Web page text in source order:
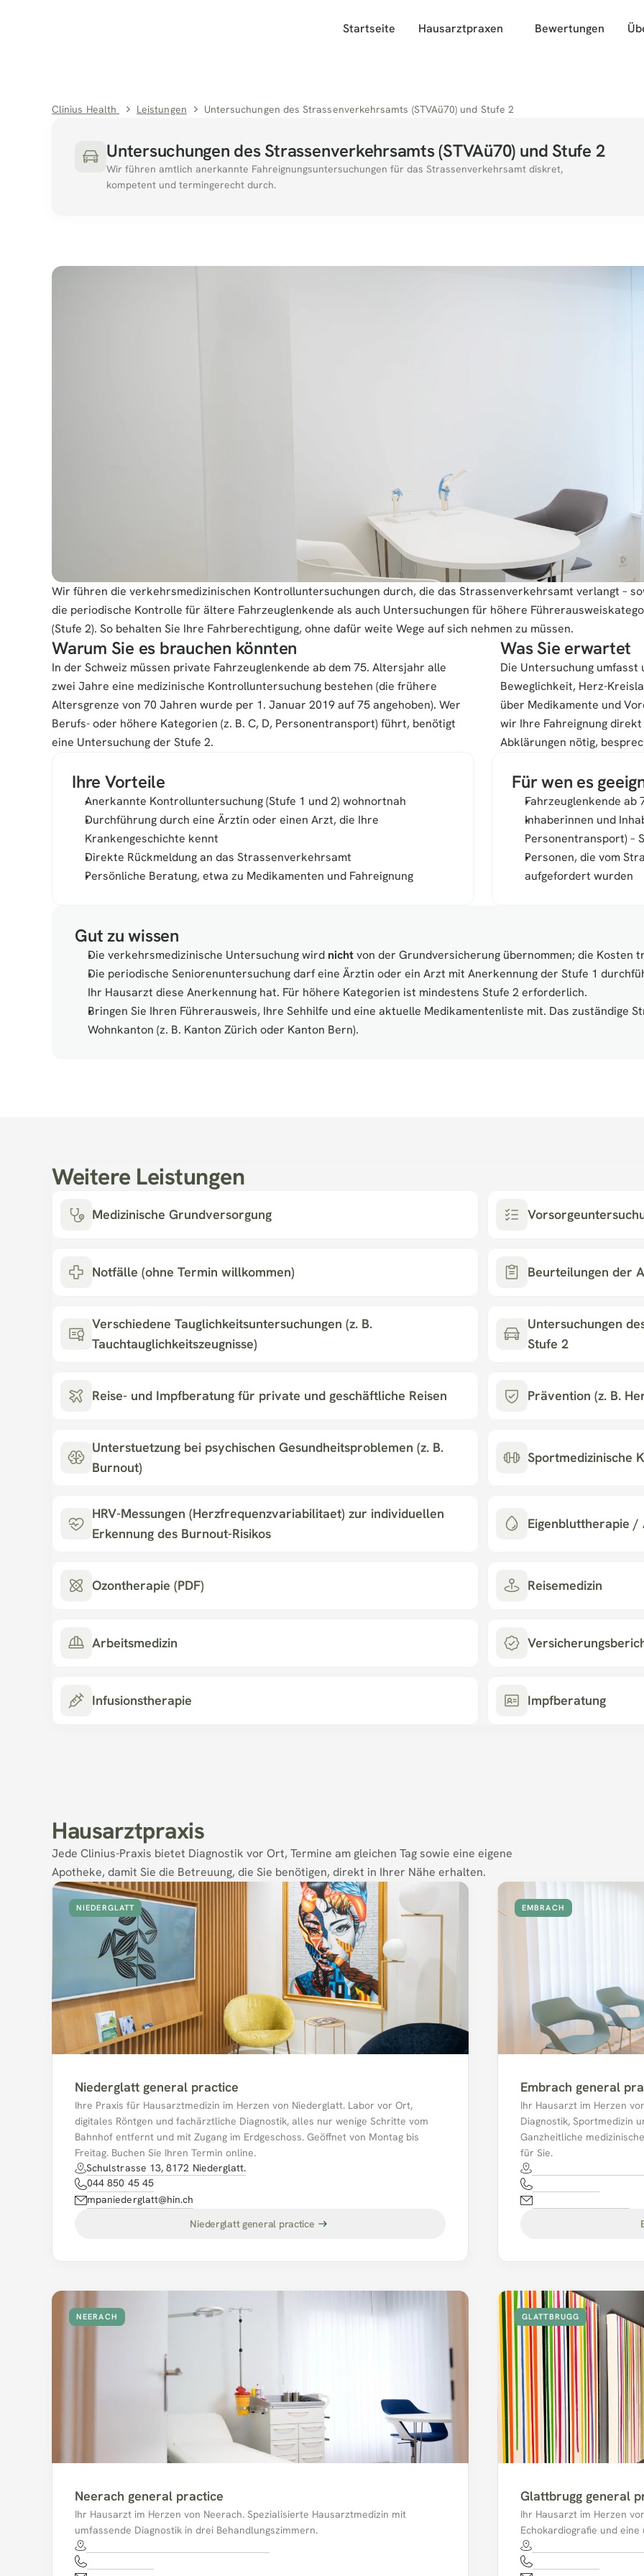
Startseite Hausarztpraxen Bewertungen
Clinius Health Leistungen Untersuchungen des Strassenverkehrsamts (STVAü70) und Stufe 2
Untersuchungen des Strassenverkehrsamts (STVAü70) und Stufe 2
Wir führen amtlich anerkannte Fahreignungsuntersuchungen für das Strassenverkehrsamt diskret,
kompetent und termingerecht durch.
Wir führen die verkehrsmedizinischen Kontrolluntersuchungen durch, die das Strassenverkehrsamt verlangt –
die periodische Kontrolle für ältere Fahrzeuglenkende als auch Untersuchungen für höhere
(Stufe 2). So behalten Sie Ihre Fahrberechtigung, ohne dafür weite Wege auf sich nehmen zu müssen.
Warum Sie es brauchen könnten
In der Schweiz müssen private Fahrzeuglenkende ab dem 75. Altersjahr alle
zwei Jahre eine medizinische Kontrolluntersuchung bestehen (die frühere
Altersgrenze von 70 Jahren wurde per 1. Januar 2019 auf 75 angehoben). Wer
Berufs- oder höhere Kategorien (z. B. C, D, Personentransport) führt, benötigt
eine Untersuchung der Stufe 2.
Was Sie erwartet
Die Untersuchung umfasst
Beweglichkeit, Herz-
über Medikamente und
wir Ihre Fahreignung
Abklärungen nötig,
Ihre Vorteile
Anerkannte Kontrolluntersuchung (Stufe 1 und 2) wohnortnah
Durchführung durch eine Ärztin oder einen Arzt, die Ihre
Krankengeschichte kennt
Direkte Rückmeldung an das Strassenverkehrsamt
Persönliche Beratung, etwa zu Medikamenten und Fahreignung
Für wen es
Fahrzeuglenkende
Inhaberinnen und
Personentransport) –
Personen, die vom
aufgefordert wurden
Gut zu wissen
Die verkehrsmedizinische Untersuchung wird nicht von der Grundversicherung übernommen; die Kosten
Die periodische Seniorenuntersuchung darf eine Ärztin oder ein Arzt mit Anerkennung der Stufe 1
Ihr Hausarzt diese Anerkennung hat. Für höhere Kategorien ist mindestens Stufe 2 erforderlich.
Bringen Sie Ihren Führerausweis, Ihre Sehhilfe und eine aktuelle Medikamentenliste mit. Das zuständige
Wohnkanton (z. B. Kanton Zürich oder Kanton Bern).
Weitere Leistungen
Medizinische Grundversorgung
Notfälle (ohne Termin willkommen) Beurteilungen der
Verschiedene Tauglichkeitsuntersuchungen (z. B.
Tauchtauglichkeitszeugnisse)
Untersuchungen
Stufe 2
Reise- und Impfberatung für private und geschäftliche Reisen Prävention (z. B.
Unterstuetzung bei psychischen Gesundheitsproblemen (z. B.
Burnout)
Sportmedizinische
HRV-Messungen (Herzfrequenzvariabilitaet) zur individuellen
Erkennung des Burnout-Risikos
Eigenbluttherapie /
Ozontherapie (PDF) Reisemedizin
Arbeitsmedizin
Infusionstherapie Impfberatung
Hausarztpraxis
Jede Clinius-Praxis bietet Diagnostik vor Ort, Termine am gleichen Tag sowie eine eigene
Apotheke, damit Sie die Betreuung, die Sie benötigen, direkt in Ihrer Nähe erhalten.
NIEDERGLATT
Niederglatt general practice
Ihre Praxis für Hausarztmedizin im Herzen von Niederglatt. Labor vor Ort,
digitales Röntgen und fachärztliche Diagnostik, alles nur wenige Schritte vom
Bahnhof entfernt und mit Zugang im Erdgeschoss. Geöffnet von Montag bis
Freitag. Buchen Sie Ihren Termin online.
Schulstrasse 13, 8172 Niederglatt.
044 850 45 45
mpaniederglatt@hin.ch
Niederglatt general practice
EMBRACH
Embrach general
Ihr Hausarzt im Herzen
Diagnostik, Sportmedizin
Ganzheitliche
für Sie.
NEERACH
Neerach general practice
Ihr Hausarzt im Herzen von Neerach. Spezialisierte Hausarztmedizin mit
umfassende Diagnostik in drei Behandlungszimmern.
GLATTBRUGG
Glattbrugg general
Ihr Hausarzt im Herzen
Echokardiografie und